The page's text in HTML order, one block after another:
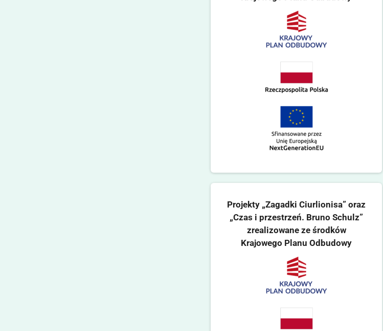
Projekty „Zagadki Ciurlionisa” oraz
„Czas i przestrzeń. Bruno Schulz”
zrealizowane ze środków
Krajowego Planu Odbudowy